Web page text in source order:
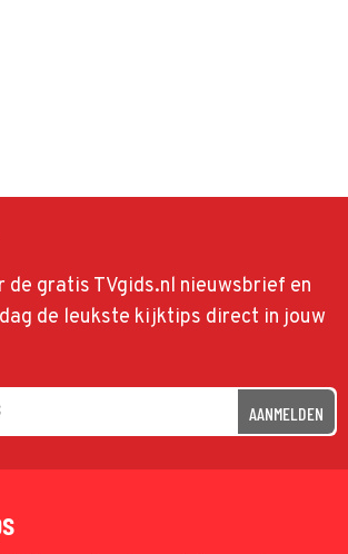
de gratis TVgids.nl nieuwsbrief en
de leukste kijktips direct in jouw
AANMELDEN